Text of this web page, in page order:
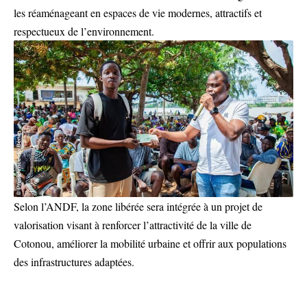
les réaménageant en espaces de vie modernes, attractifs et
respectueux de l’environnement.
Selon l’ANDF, la zone libérée sera intégrée à un projet de
valorisation visant à renforcer l’attractivité de la ville de
Cotonou, améliorer la mobilité urbaine et offrir aux populations
des infrastructures adaptées.